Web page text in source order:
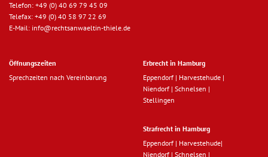
Telefon: +49 (0) 40 69 79 45 09
Telefax: +49 (0) 40 58 97 22 69
E-Mail: info@rechtsanwaeltin-thiele.de
Öffnungszeiten
Sprechzeiten nach Vereinbarung
Erbrecht in Hamburg
Eppendorf | Harvestehude |
Niendorf | Schnelsen |
Stellingen
Strafrecht in Hamburg
Eppendorf | Harvestehude|
Niendorf | Schnelsen |